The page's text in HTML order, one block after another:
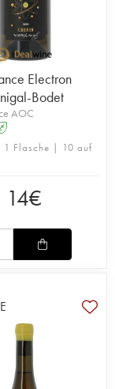
Electron
Bodet
AOC
1 Flasche | 10 auf
14€